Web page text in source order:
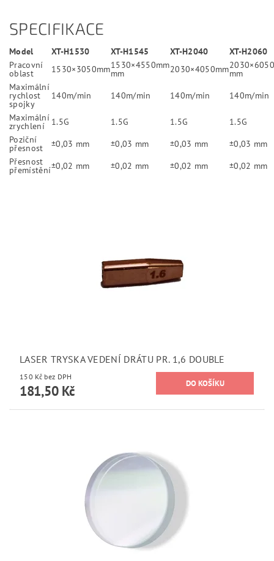
SPECIFIKACE
Model XT-H1530 XT-H1545 XT-H2040
XT-H2060
Pracovní
oblast 1530×3050mm1530×4550mm
mm 2030×4050mmmm
Maximální
rychlost
spojky
140m/min 140m/min 140m/min
140m/min
Maximální
zrychlení 1.5G 1.5G 1.5G
1.5G
Poziční
přesnost ±0,03 mm ±0,03 mm ±0,03 mm
±0,03 mm
Přesnost
přemístění±0,02 mm ±0,02 mm ±0,02 mm ±0,02 mm
LASER TRYSKA VEDENÍ DRÁTU PR. 1,6 DOUBLE
150 Kč bez DPH
181,50 Kč